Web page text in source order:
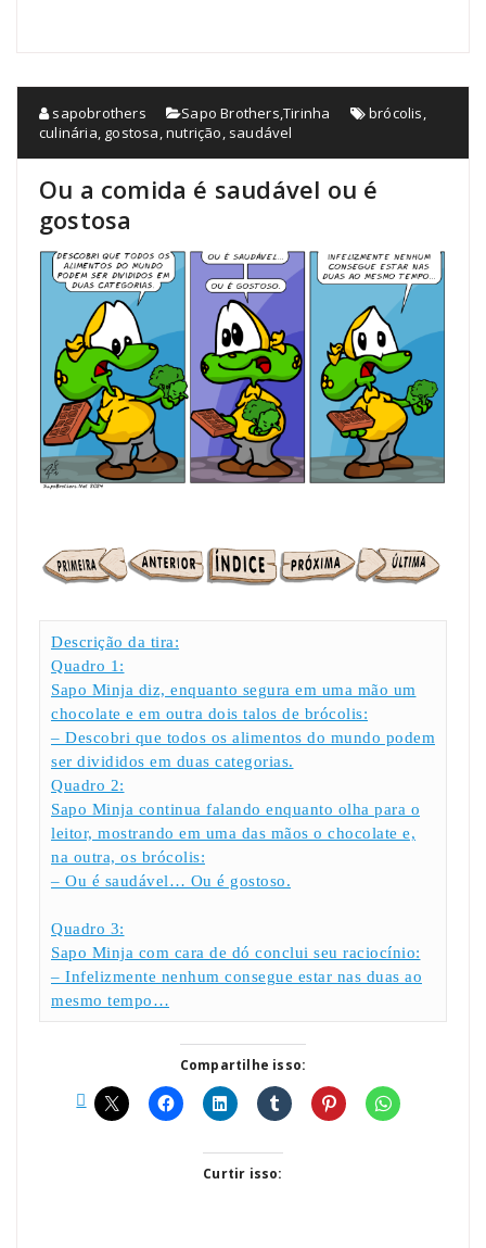
sapobrothers Sapo Brothers,Tirinha brócolis,
culinária, gostosa,nutrição, saudável
Ou a comida é saudável ou é
gostosa
Descrição da tira:
Quadro 1:
Sapo Minja diz, enquanto segura em uma mão um
chocolate e em outra dois talos de brócolis:
– Descobri que todos os alimentos do mundo podem
ser divididos em duas categorias.
Quadro 2:
Sapo Minja continua falando enquanto olha para o
leitor, mostrando em uma das mãos o chocolate e,
na outra, os brócolis:
– Ou é saudável… Ou é gostoso.
Quadro 3:
Sapo Minja com cara de dó conclui seu raciocínio:
– Infelizmente nenhum consegue estar nas duas ao
mesmo tempo…
Compartilhe isso:
Curtir isso: